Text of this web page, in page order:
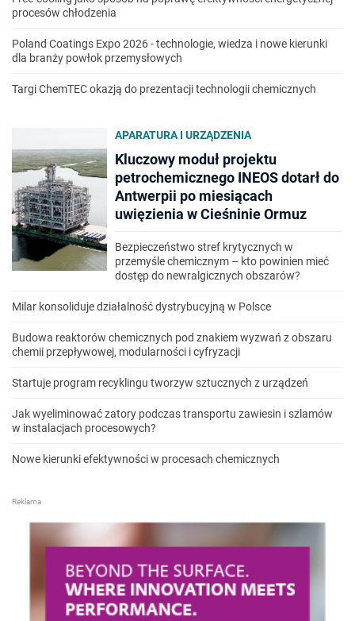
procesów chłodzenia
Poland Coatings Expo 2026 - technologie, wiedza i nowe kierunki
dla branży powłok przemysłowych
Targi ChemTEC okazją do prezentacji technologii chemicznych
APARATURA I URZĄDZENIA
Kluczowy moduł projektu
petrochemicznego INEOS dotarł do
Antwerpii po miesiącach
uwięzienia w Cieśninie Ormuz
Bezpieczeństwo stref krytycznych w
przemyśle chemicznym – kto powinien mieć
dostęp do newralgicznych obszarów?
Milar konsoliduje działalność dystrybucyjną w Polsce
Budowa reaktorów chemicznych pod znakiem wyzwań z obszaru
chemii przepływowej, modularności i cyfryzacji
Startuje program recyklingu tworzyw sztucznych z urządzeń
Jak wyeliminować zatory podczas transportu zawiesin i szlamów
w instalacjach procesowych?
Nowe kierunki efektywności w procesach chemicznych